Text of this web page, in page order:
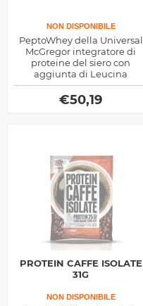
NON DISPONIBILE
PeptoWhey della Universal
McGregor integratore di
proteine del siero con
aggiunta di Leucina
peptidica ed enzimi
digestivi per un nutrimento
muscolare ottimale
€50,19
PROTEIN CAFFE ISOLATE
31G
NON DISPONIBILE